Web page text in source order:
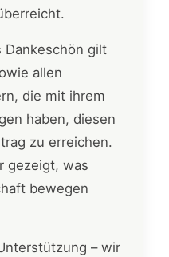
Dankeschön gilt
allen
die mit ihrem
haben, diesen
zu erreichen.
gezeigt, was
bewegen
– wir